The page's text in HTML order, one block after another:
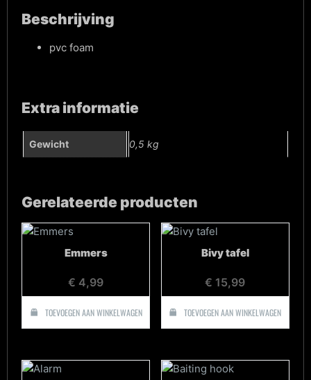
Beschrijving
pvc foam
Extra informatie
Gewicht 0,5 kg
Gerelateerde producten
Emmers
€ 4,99
TOEVOEGEN AAN WINKELWAGEN
Bivy tafel
€ 15,99
TOEVOEGEN AAN WINKELWAGEN